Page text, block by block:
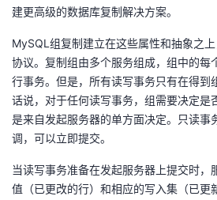
建更高级的数据库复制解决方案。
MySQL组复制建立在这些属性和抽象之
协议。复制组由多个服务组成，组中的每
行事务。但是，所有读写事务只有在得到
话说，对于任何读写事务，组需要决定是
是来自发起服务器的单方面决定。只读事
调，可以立即提交。
当读写事务准备在发起服务器上提交时，
值（已更改的行）和相应的写入集（已更